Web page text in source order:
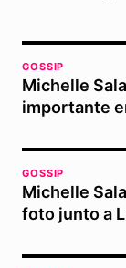
GOSSIP
Michelle
importante
GOSSIP
Michelle
foto junto a